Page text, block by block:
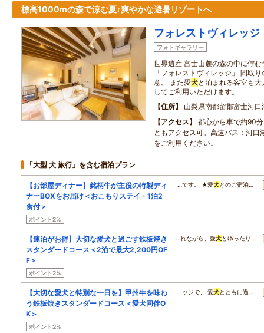
標高1000mの森で涼む夏♪爽やかな避暑リゾートへ
フォレストヴィレッジ
フォトギャラリー
世界遺産 富士山麓の森の中に佇
「フォレストヴィレッジ」 間取
意。 また愛犬と泊まれる客室も大
してご利用いただけます。
住所
山梨県南都留郡富士河
アクセス
都心から車で約90
ともアクセス可。高速バス：河口
をご利用ください。
「大型 犬 旅行」を含む宿泊プラン
【お部屋ディナー】銘柄牛が主役の特製ディ
ナーBOXをお届け＜おこもりステイ・1泊2
食付＞
ポイント2%
…です。 ★愛犬とのご宿泊…
【連泊がお得】大切な愛犬と過ごす鉄板焼き
スタンダードコース＜2泊で最大2,200円OF
F＞
ポイント2%
…れながら、愛犬とゆったり…
【大切な愛犬と特別な一日を】甲州牛を味わ
う鉄板焼きスタンダードコース＜愛犬同伴O
K＞
ポイント2%
…ッジで、 愛犬とともに過…